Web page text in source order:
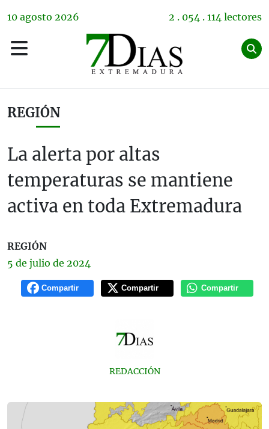
10 agosto 2026 2 . 054 . 114 lectores
REGIÓN
La alerta por altas
temperaturas se mantiene
activa en toda Extremadura
REGIÓN
5 de julio de 2024
Compartir Compartir Compartir
REDACCIÓN